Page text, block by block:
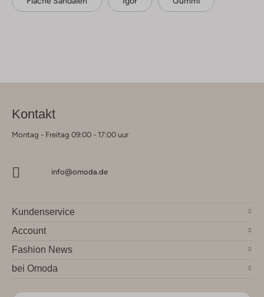
Kontakt
Montag - Freitag 09:00 - 17:00 uur
info@omoda.de
Kundenservice
Account
Fashion News
bei Omoda